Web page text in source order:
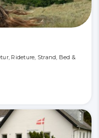
Rideture, Strand, Bed &